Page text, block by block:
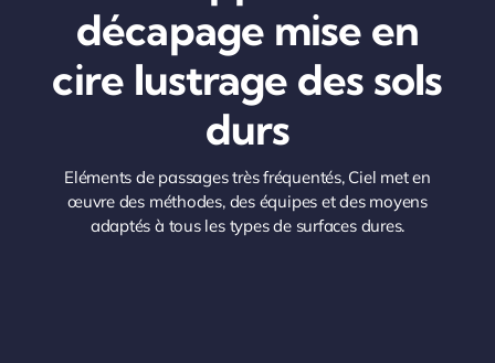
décapage mise en
cire lustrage des sols
durs
Eléments de passages très fréquentés, Ciel met en
œuvre des méthodes, des équipes et des moyens
adaptés à tous les types de surfaces dures.